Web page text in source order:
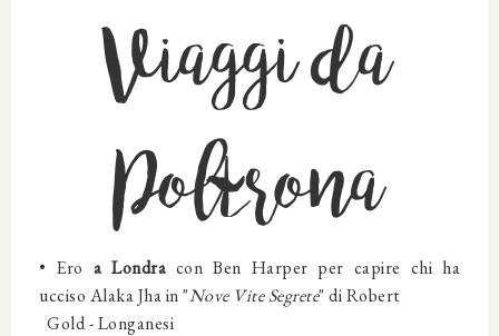
Viaggi da
Poltrona
• Ero aLondra conBen Harper per capire chi ha
ucciso Alaka Jhain "Nove Vite Segrete" di Robert
Gold - Longanesi